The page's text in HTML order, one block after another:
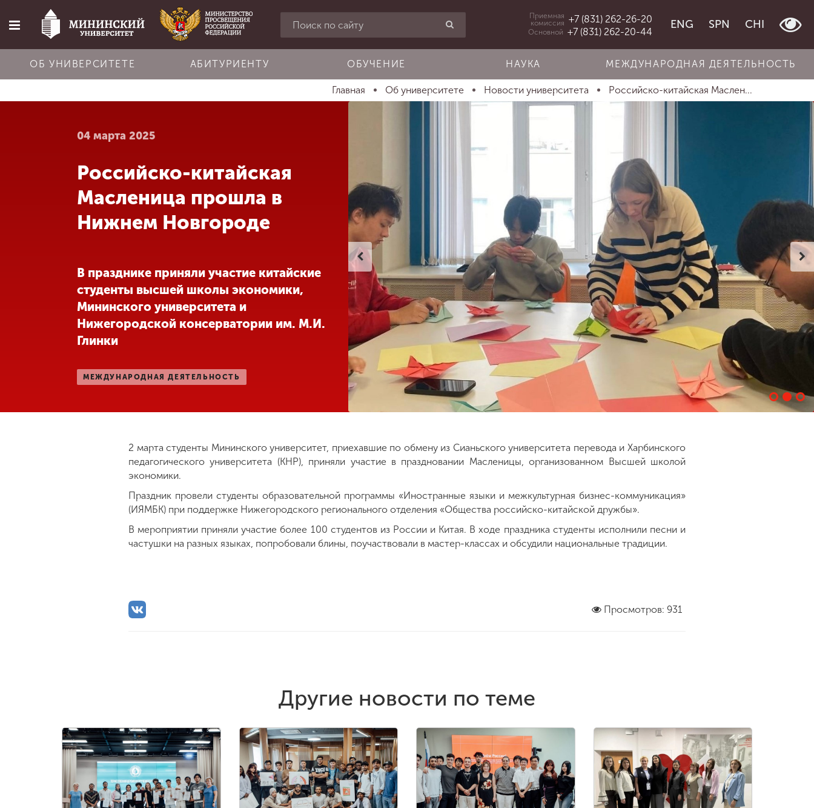
Главная
Об университете
Абитуриенту
Обучение
Международная
деятельность
Другие виды
Приемная
комиссия +7 (831) 262-26-20
Основной +7 (831) 262-20-44
ENG SPN CHI
ОБ УНИВЕРСИТЕТЕ АБИТУРИЕНТУ ОБУЧЕНИЕ НАУКА МЕЖДУНАРОДНАЯ ДЕЯТЕЛЬНОСТЬ
Главная Об университете Новости университета Российско-китайская Маслен...
04 марта 2025
Российско-китайская
Масленица прошла в
Нижнем Новгороде
В празднике приняли участие китайские
студенты высшей школы экономики,
Мининского университета и
Нижегородской консерватории им. М.И.
Глинки
МЕЖДУНАРОДНАЯ ДЕЯТЕЛЬНОСТЬ
2 марта студенты Мининского университет, приехавшие по обмену из Сианьского университета перевода и Харбинского
педагогического университета (КНР), приняли участие в праздновании Масленицы, организованном Высшей школой
экономики.
Праздник провели студенты образовательной программы «Иностранные языки и межкультурная бизнес-коммуникация»
(ИЯМБК) при поддержке Нижегородского регионального отделения «Общества российско-китайской дружбы».
В мероприятии приняли участие более 100 студентов из России и Китая. В ходе праздника студенты исполнили песни и
частушки на разных языках, попробовали блины, поучаствовали в мастер-классах и обсудили национальные традиции.
Просмотров: 931
Другие новости по теме